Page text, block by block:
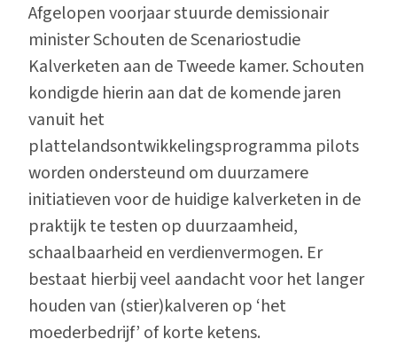
Afgelopen voorjaar stuurde demissionair
minister Schouten de Scenariostudie
Kalverketen aan de Tweede kamer. Schouten
kondigde hierin aan dat de komende jaren
vanuit het
plattelandsontwikkelingsprogramma pilots
worden ondersteund om duurzamere
initiatieven voor de huidige kalverketen in de
praktijk te testen op duurzaamheid,
schaalbaarheid en verdienvermogen. Er
bestaat hierbij veel aandacht voor het langer
houden van (stier)kalveren op ‘het
moederbedrijf’ of korte ketens.